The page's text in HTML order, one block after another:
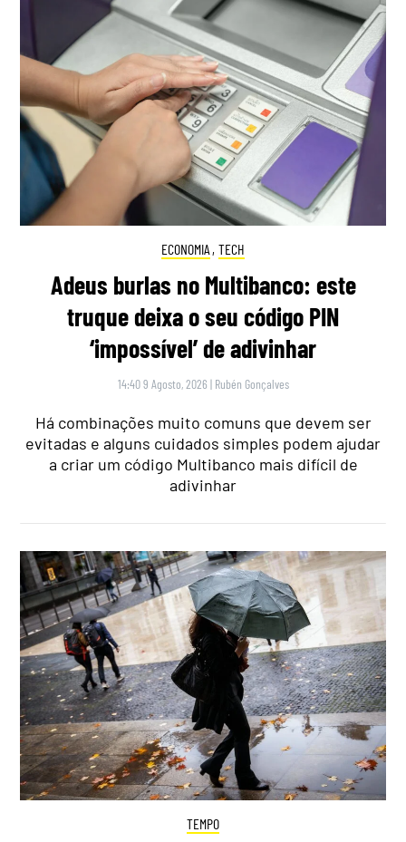
ECONOMIA , TECH
Adeus burlas no Multibanco: este
truque deixa o seu código PIN
‘impossível’ de adivinhar
14:40 9 Agosto, 2026 | Rubén Gonçalves
Há combinações muito comuns que devem ser
evitadas e alguns cuidados simples podem ajudar
a criar um código Multibanco mais difícil de
adivinhar
TEMPO